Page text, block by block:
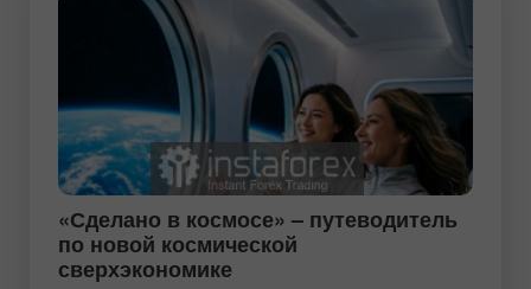
«Сделано в космосе» – путеводитель
по новой космической
сверхэкономике